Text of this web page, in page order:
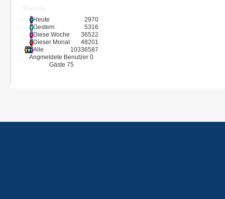
Heute
2970
Gestern
5316
Diese Woche
36522
Dieser Monat
48201
Alle
10336587
Angmeldete Benutzer 0
Gäste 75